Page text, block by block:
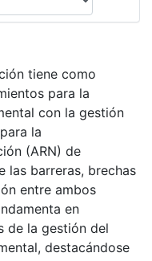
tiene como
para la
con la gestión
la
(ARN) de
las barreras, brechas
entre ambos
en
de la gestión del
destacándose